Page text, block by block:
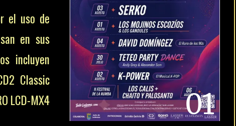
el uso de
en sus
incluyen
Classic
LCD-MX4
01